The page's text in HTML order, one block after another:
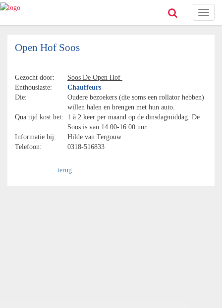
Toggle
Open Hof Soos
Gezocht door:
Soos De Open Hof
Enthousiaste:
Chauffeurs
Die:
Oudere bezoekers (die soms een rollator hebben)
willen halen en brengen met hun auto.
Qua tijd kost het: 1 à 2 keer per maand op de dinsdagmiddag. De
Soos is van 14.00-16.00 uur.
Informatie bij:
Hilde van Tergouw
Telefoon:
0318-516833
terug